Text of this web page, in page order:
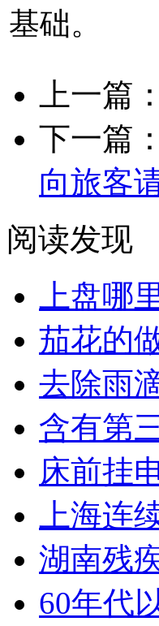
基础。
上一篇：
下一篇：
向旅客
阅读发现
上盘哪
茄花的
去除雨
含有第
床前挂
上海连
湖南残
60年代